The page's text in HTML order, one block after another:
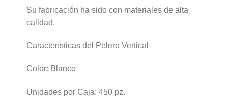
Su fabricación ha sido con materiales de alta
calidad.
Características del Pelero Vertical
Color: Blanco
Unidades por Caja: 450 pz.